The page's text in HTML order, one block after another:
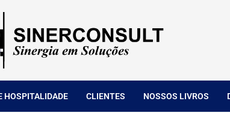
HOSPITALIDADE CLIENTES NOSSOS LIVROS